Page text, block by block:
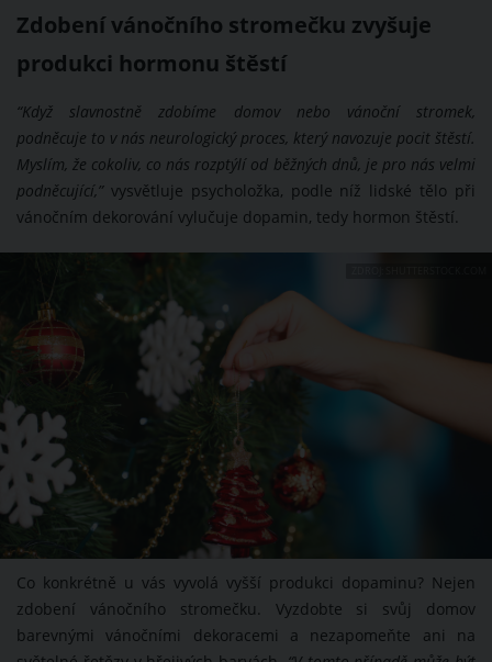
Zdobení vánočního stromečku zvyšuje
produkci hormonu štěstí
“Když slavnostně zdobíme domov nebo vánoční stromek,
podněcuje to v nás neurologický proces, který navozuje pocit štěstí.
Myslím, že cokoliv, co nás rozptýlí od běžných dnů, je pro nás velmi
podněcující,”vysvětluje psycholožka, podle níž lidské tělo při
vánočním dekorování vylučuje dopamin, tedy hormon štěstí.
Co konkrétně u vás vyvolá vyšší produkci dopaminu? Nejen
zdobení vánočního stromečku. Vyzdobte si svůj domov
barevnými vánočními dekoracemi a nezapomeňte ani na